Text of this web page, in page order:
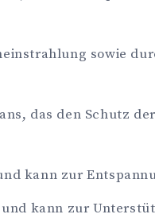
sowie
das den Schutz
kann zur
kann zur